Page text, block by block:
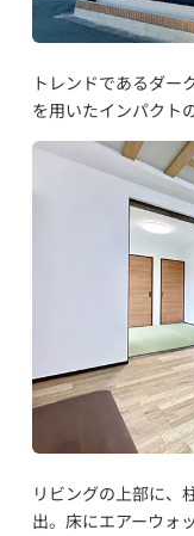
トレンドであるダー
を用いたインパクト
リビングの上部に、
出。床にエアーウォ